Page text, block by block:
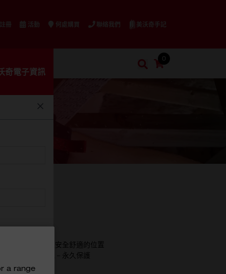
奇電子資訊
冊 活動 何處購買 聯絡我們 美沃奇手記
搜索
搜索 購物車
0
帶調整並旋轉至安全舒適的位置
也可連續地配戴－永久保護
a range